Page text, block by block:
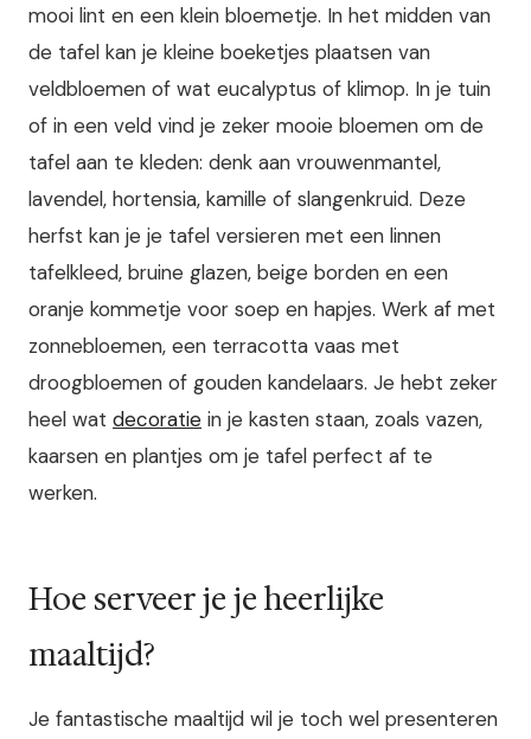
mooi lint en een klein bloemetje. In het midden van
de tafel kan je kleine boeketjes plaatsen van
veldbloemen of wat eucalyptus of klimop. In je tuin
of in een veld vind je zeker mooie bloemen om de
tafel aan te kleden: denk aan vrouwenmantel,
lavendel, hortensia, kamille of slangenkruid. Deze
herfst kan je je tafel versieren met een linnen
tafelkleed, bruine glazen, beige borden en een
oranje kommetje voor soep en hapjes. Werk af met
zonnebloemen, een terracotta vaas met
droogbloemen of gouden kandelaars. Je hebt zeker
heel wat decoratie in je kasten staan, zoals vazen,
kaarsen en plantjes om je tafel perfect af te
werken.
Hoe serveer je je heerlijke
maaltijd?
Je fantastische maaltijd wil je toch wel presenteren